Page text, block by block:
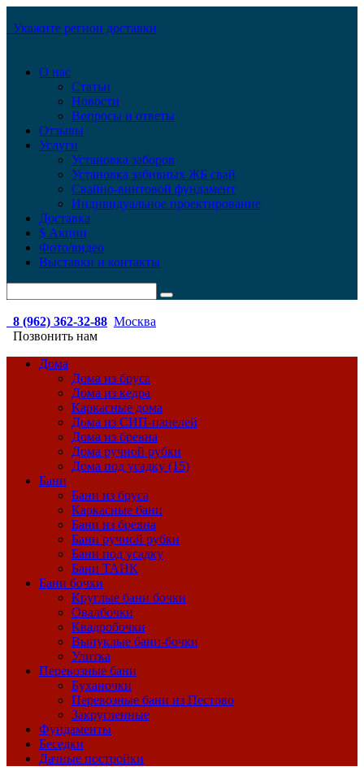
Укажите регион доставки
О нас
Статьи
Новости
Вопросы и ответы
Отзывы
Услуги
Установка заборов
Установка забивных ЖБ свай
Свайно-винтовой фундамент
Индивидуальное проектирование
Доставка
$ Акции
Фото/видео
Выставки и контакты
8 (962) 362-32-88 Москва
Позвонить нам
Дома
Дома из бруса
Дома из кедра
Каркасные дома
Дома из СИП-панелей
Дома из бревна
Дома ручной рубки
Дома под усадку (15)
Бани
Бани из бруса
Каркасные бани
Бани из бревна
Бани ручной рубки
Бани под усадку
Бани ТАНК
Бани бочки
Круглые бани бочки
Овалбочки
Квадробочки
Выпуклые бани-бочки
Улитка
Перевозные бани
Буханочки
Перевозные бани из Пестово
Закругленные
Фундаменты
Беседки
Дачные постройки